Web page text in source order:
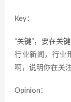
Key：
“关键”，要在关
行业新闻，行业
啊，说明你在关
Opinion：